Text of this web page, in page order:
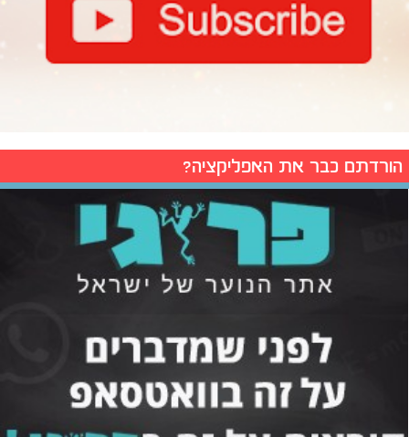
הורדתם כבר את האפליקציה?